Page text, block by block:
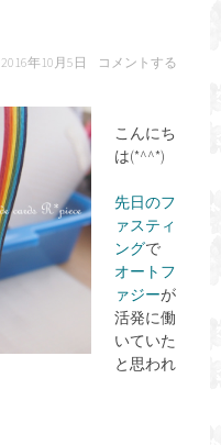
2016年10月5日 コメントする
こんにち
は(*^^*)
先日のフ
ァスティ
ングで
オートフ
ァジーが
活発に働
いていた
と思われ